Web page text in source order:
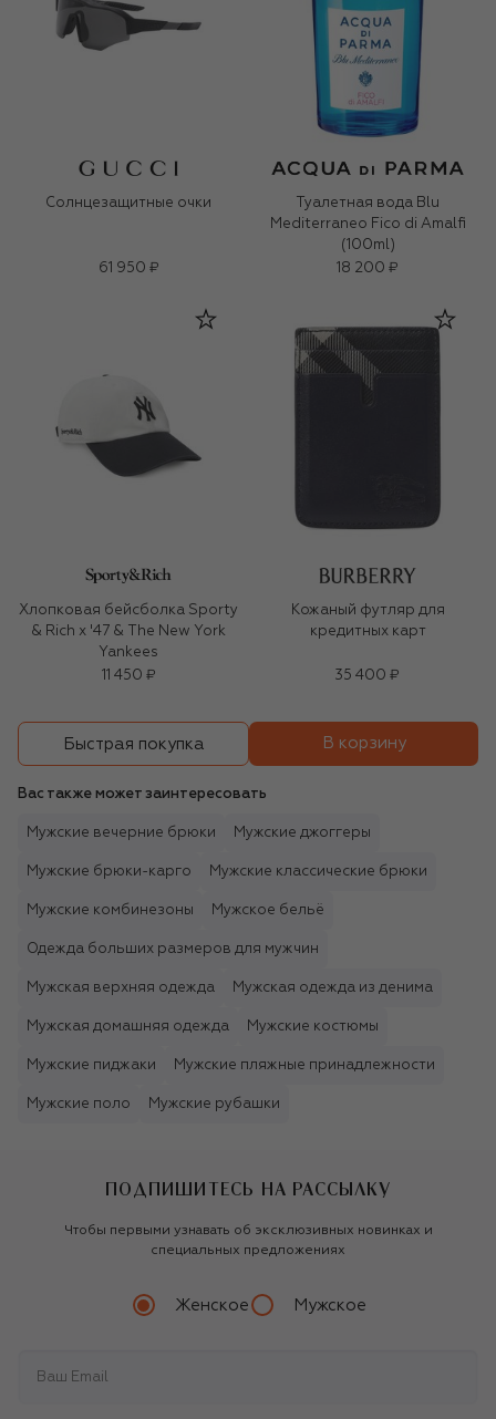
Солнцезащитные очки
61 950 ₽
Туалетная вода Blu
Mediterraneo Fico di Amalfi
(100ml)
18 200 ₽
Хлопковая бейсболка Sporty
& Rich x '47 & The New York
Yankees
11 450 ₽
Кожаный футляр для
кредитных карт
35 400 ₽
Быстрая покупка В корзину
Вас также может заинтересовать
Мужские вечерние брюки Мужские джоггеры
Мужские брюки-карго Мужские классические брюки
Мужские комбинезоны Мужское бельё
Одежда больших размеров для мужчин
Мужская верхняя одежда Мужская одежда из денима
Мужская домашняя одежда Мужские костюмы
Мужские пиджаки Мужские пляжные принадлежности
Мужские поло Мужские рубашки
ПОДПИШИТЕСЬ НА РАССЫЛКУ
Чтобы первыми узнавать об эксклюзивных новинках и
специальных предложениях
Женское Мужское